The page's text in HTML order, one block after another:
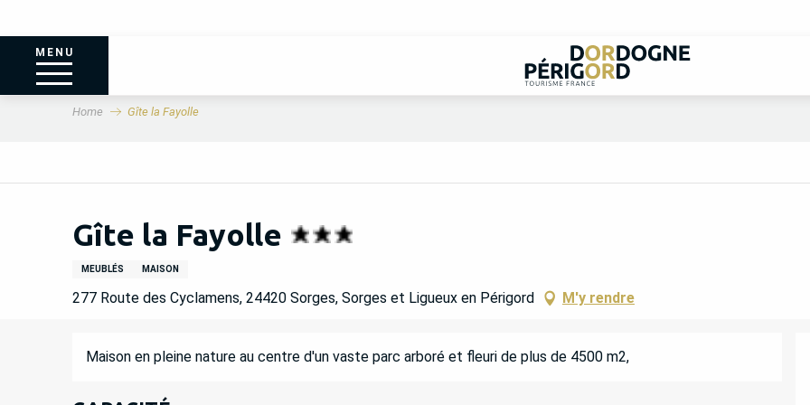
MENU
Home Gîte la Fayolle
Gîte la Fayolle
MEUBLÉS MAISON
277 Route des Cyclamens, 24420 Sorges, Sorges et Ligueux en Périgord M'y rendre
DESCRIPTION
Maison en pleine nature au centre d'un vaste parc arboré et fleuri de plus de 4500 m2,